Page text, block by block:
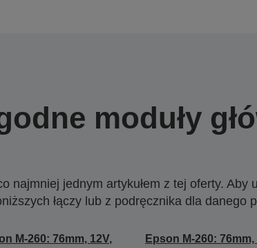
moduły
najmniej jednym artykułem z tej oferty.
łączy lub z podręcznika dla danego
M-260: 76mm, 12V,
Epson M-260: 76mm,